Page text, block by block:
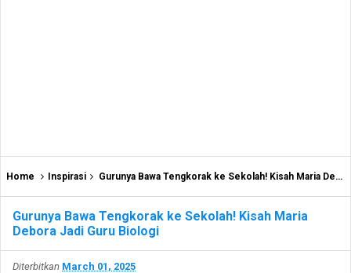
Home Inspirasi Gurunya Bawa Tengkorak ke Sekolah! Kisah Maria Debora Jadi Guru Biologi
Gurunya Bawa Tengkorak ke Sekolah! Kisah Maria
Debora Jadi Guru Biologi
Diterbitkan March 01, 2025